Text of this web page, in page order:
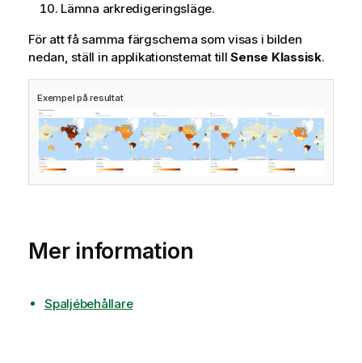
Lämna arkredigeringsläge.
För att få samma färgschema som visas i bilden
nedan, ställ in applikationstemat tillSense Klassisk.
Exempel på resultat
Mer information
Spaljébehållare